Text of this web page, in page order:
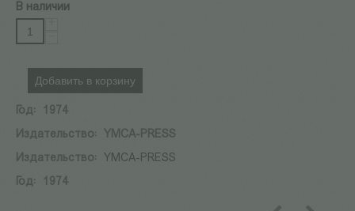
В наличии
Добавить в корзину
Год:
1974
Издательство:
YMCA-PRESS
Издательство:
YMCA-PRESS
Год:
1974